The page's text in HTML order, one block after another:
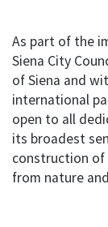
As part of the
Siena City
of Siena and
international
open to all
its broadest
construction
from nature